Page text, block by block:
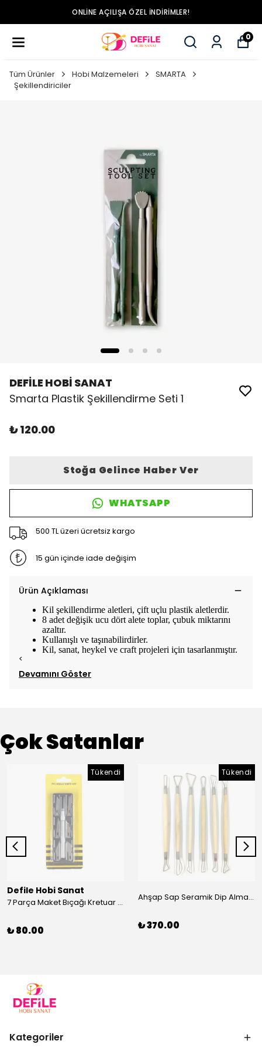
ONLINE AÇILIŞA ÖZEL İNDIRIMLER!
0
Tüm Ürünler Hobi Malzemeleri
SMARTA
Şekillendiriciler
DEFİLE HOBİ SANAT
Smarta Plastik Şekillendirme Seti 1
₺ 120.00
Stoğa Gelince Haber Ver
WHATSAPP
500 TL üzeri ücretsiz kargo
15 gün içinde iade değişim
Ürün Açıklaması
Kil şekillendirme aletleri, çift uçlu plastik aletlerdir.
8 adet değişik ucu dört alete toplar, çubuk miktarını
azaltır.
Kullanışlı ve taşınabilirdirler.
Kil, sanat, heykel ve craft projeleri için tasarlanmıştır.
<
Devamını Göster
Çok Satanlar
Tükendi
Defile Hobi Sanat
7 Parça Maket Bıçağı Kretuar Set
₺ 80.00
Tükendi
Ahşap Sap Seramik Dip Alma Seti 6’lı 20 cm
₺ 370.00
Kategoriler